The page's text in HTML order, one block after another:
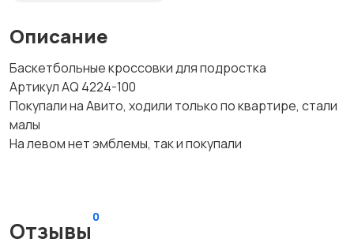
Описание
Баскетбольные кроссовки для подростка
Артикул AQ 4224-100
Покупали на Авито, ходили только по квартире, стали
малы
На левом нет эмблемы, так и покупали
Отзывы
0